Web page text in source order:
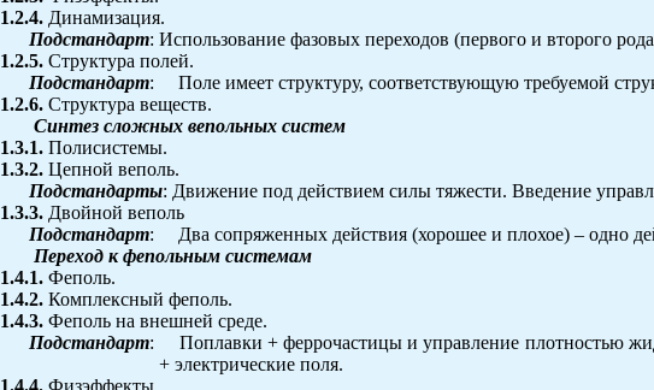
1.2.4. Динамизация.
Подстандарт: Использование фазовых переходов (первого и второго
1.2.5. Структура полей.
Подстандарт:
Поле имеет структуру, соответствующую требуемой
1.2.6. Структура веществ.
Синтез сложных вепольных систем
1.3.1. Полисистемы.
1.3.2. Цепной веполь.
Подстандарты: Движение под действием силы тяжести. Введение
1.3.3. Двойной веполь
Подстандарт:
Два сопряженных действия (хорошее и плохое) – одно
Переход к фепольным системам
1.4.1. Феполь.
1.4.2. Комплексный феполь.
1.4.3. Феполь на внешней среде.
Подстандарт:
Поплавки + феррочастицы и управление плотностью
+ электрические поля.
1.4.4. Физэффекты.